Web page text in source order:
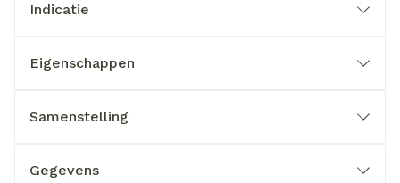
Indicatie
Eigenschappen
Samenstelling
Gegevens